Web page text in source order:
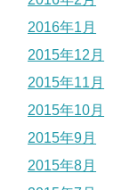
2016年1月
2015年12月
2015年11月
2015年10月
2015年9月
2015年8月